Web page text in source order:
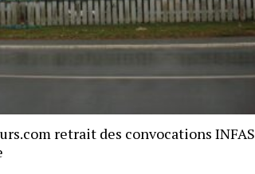
retrait des convocations INFAS